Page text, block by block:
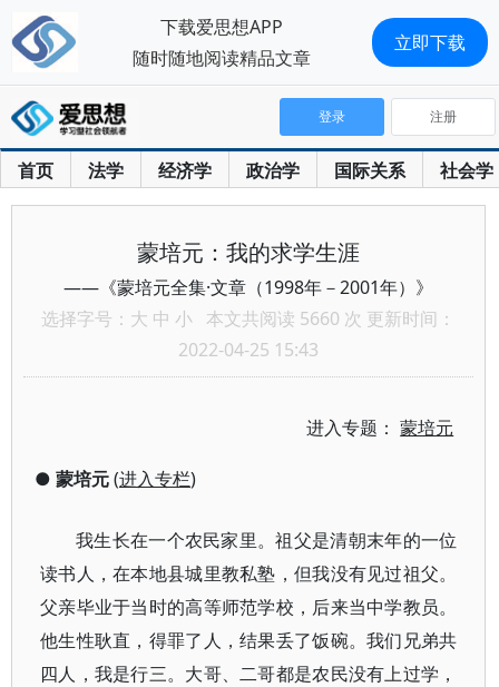
首页 法学 经济学 政治学 国际关系 社会学
登录 注册
蒙培元：我的求学生涯
——《蒙培元全集·文章（1998年－2001年）》
选择字号： 大 中 小 本文共阅读 5660 次 更新时间：
2022-04-25 15:43
进入专题：蒙培元
● 蒙培元(进入专栏)
我生长在一个农民家里。祖父是清朝末年的一位
读书人，在本地县城里教私塾，但我没有见过祖父。
父亲毕业于当时的高等师范学校，后来当中学教员。
他生性耿直，得罪了人，结果丢了饭碗。我们兄弟共
四人，我是行三。大哥、二哥都是农民没有上过学，
下载爱思想APP
随时随地阅读精品文章
立即下载